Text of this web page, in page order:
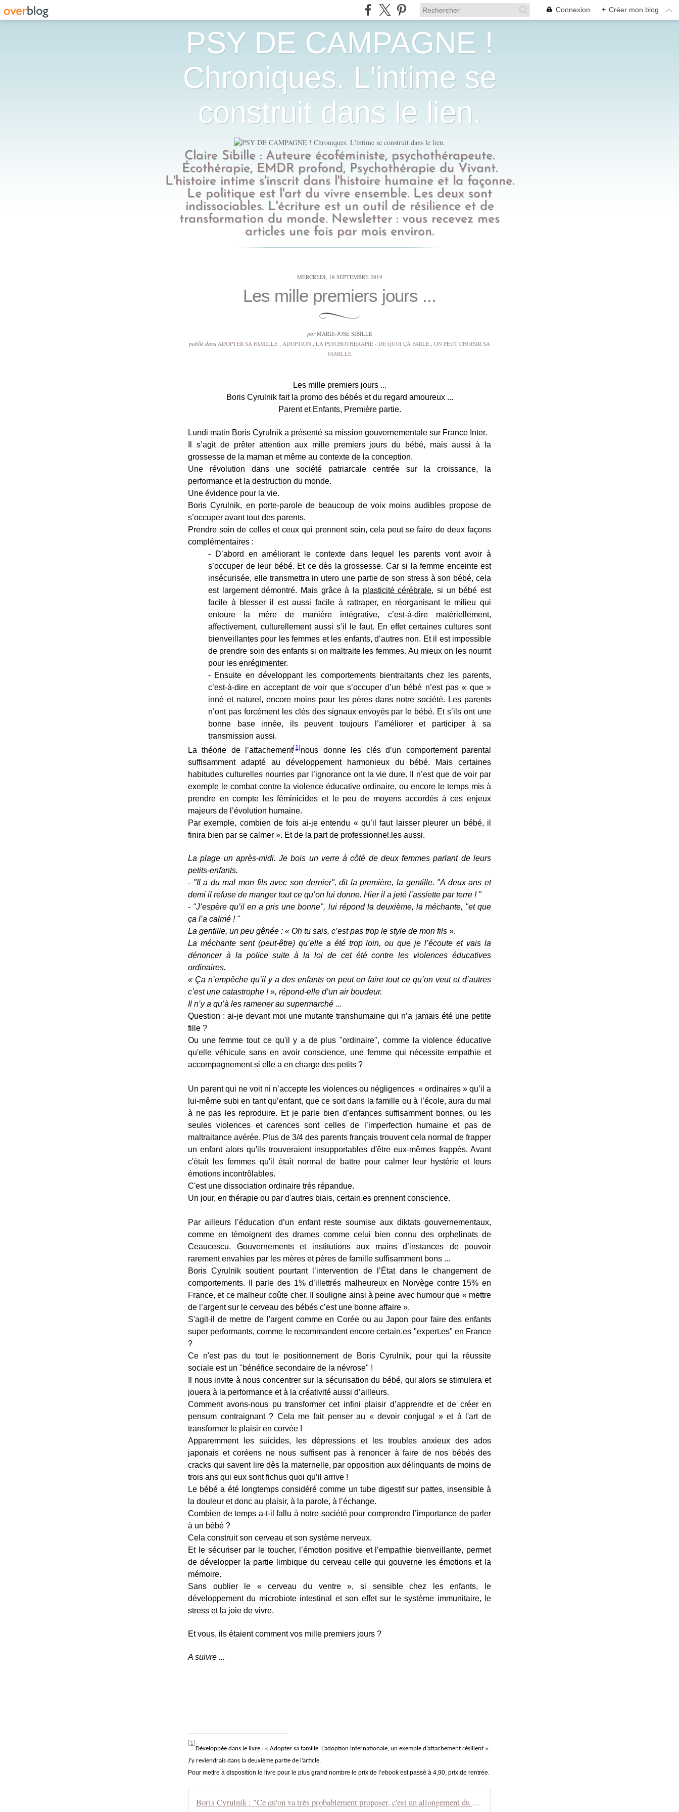
Connexion + Créer mon blog
PSY DE CAMPAGNE !
Chroniques. L'intime se
construit dans le lien.
Claire Sibille : Auteure écoféministe, psychothérapeute.
Écothérapie, EMDR profond, Psychothérapie du Vivant.
L'histoire intime s'inscrit dans l'histoire humaine et la façonne.
Le politique est l'art du vivre ensemble. Les deux sont
indissociables. L'écriture est un outil de résilience et de
transformation du monde. Newsletter : vous recevez mes
articles une fois par mois environ.
MERCREDI, 18 SEPTEMBRE 2019
Les mille premiers jours ...
parMARIE-JOSÉ SIBILLE
publié dans ADOPTER SA FAMILLE , ADOPTION , LA PSYCHOTHÉRAPIE - DE QUOI ÇA PARLE , ON PEUT CHOISIR SA
FAMILLE
Les mille premiers jours ...
Boris Cyrulnik fait la promo des bébés et du regard amoureux ...
Parent et Enfants, Première partie.
Lundi matin Boris Cyrulnik a présenté sa mission gouvernementale sur France Inter.
Il s’agit de prêter attention aux mille premiers jours du bébé, mais aussi à la
grossesse de la maman et même au contexte de la conception.
Une révolution dans une société patriarcale centrée sur la croissance, la
performance et la destruction du monde.
Une évidence pour la vie.
Boris Cyrulnik, en porte-parole de beaucoup de voix moins audibles propose de
s’occuper avant tout des parents.
Prendre soin de celles et ceux qui prennent soin, cela peut se faire de deux façons
complémentaires :
- D’abord en améliorant le contexte dans lequel les parents vont avoir à
s’occuper de leur bébé. Et ce dès la grossesse. Car si la femme enceinte est
insécurisée, elle transmettra in utero une partie de son stress à son bébé, cela
est largement démontré. Mais grâce à la plasticité cérébrale, si un bébé est
facile à blesser il est aussi facile à rattraper, en réorganisant le milieu qui
entoure la mère de manière intégrative, c’est-à-dire matériellement,
affectivement, culturellement aussi s’il le faut. En effet certaines cultures sont
bienveillantes pour les femmes et les enfants, d’autres non. Et il est impossible
de prendre soin des enfants si on maltraite les femmes. Au mieux on les nourrit
pour les enrégimenter.
- Ensuite en développant les comportements bientraitants chez les parents,
c’est-à-dire en acceptant de voir que s’occuper d’un bébé n’est pas « que »
inné et naturel, encore moins pour les pères dans notre société. Les parents
n’ont pas forcément les clés des signaux envoyés par le bébé. Et s’ils ont une
bonne base innée, ils peuvent toujours l’améliorer et participer à sa
transmission aussi.
La théorie de l’attachement[1]nous donne les clés d’un comportement parental
suffisamment adapté au développement harmonieux du bébé. Mais certaines
habitudes culturelles nourries par l’ignorance ont la vie dure. Il n’est que de voir par
exemple le combat contre la violence éducative ordinaire, ou encore le temps mis à
prendre en compte les féminicides et le peu de moyens accordés à ces enjeux
majeurs de l’évolution humaine.
Par exemple, combien de fois ai-je entendu « qu’il faut laisser pleurer un bébé, il
finira bien par se calmer ». Et de la part de professionnel.les aussi.
La plage un après-midi. Je bois un verre à côté de deux femmes parlant de leurs
petits-enfants.
- "Il a du mal mon fils avec son dernier", dit la première, la gentille. "A deux ans et
demi il refuse de manger tout ce qu’on lui donne. Hier il a jeté l’assiette par terre ! "
- "J’espère qu’il en a pris une bonne", lui répond la deuxième, la méchante, "et que
ça l’a calmé ! "
La gentille, un peu gênée : « Oh tu sais, c’est pas trop le style de mon fils ».
La méchante sent (peut-être) qu’elle a été trop loin, ou que je l’écoute et vais la
dénoncer à la police suite à la loi de cet été contre les violences éducatives
ordinaires.
« Ça n’empêche qu’il y a des enfants on peut en faire tout ce qu’on veut et d’autres
c’est une catastrophe !», répond-elle d’un air boudeur.
Il n’y a qu’à les ramener au supermarché ...
Question : ai-je devant moi une mutante transhumaine qui n’a jamais été une petite
fille ?
Ou une femme tout ce qu'il y a de plus "ordinaire", comme la violence éducative
qu'elle véhicule sans en avoir conscience, une femme qui nécessite empathie et
accompagnement si elle a en charge des petits ?
Un parent qui ne voit ni n’accepte les violences ou négligences « ordinaires » qu’il a
lui-même subi en tant qu’enfant, que ce soit dans la famille ou à l’école, aura du mal
à ne pas les reproduire. Et je parle bien d’enfances suffisamment bonnes, ou les
seules violences et carences sont celles de l’imperfection humaine et pas de
maltraitance avérée. Plus de 3/4 des parents français trouvent cela normal de frapper
un enfant alors qu'ils trouveraient insupportables d'être eux-mêmes frappés. Avant
c'était les femmes qu'il était normal de battre pour calmer leur hystérie et leurs
émotions incontrôlables.
C'est une dissociation ordinaire très répandue.
Un jour, en thérapie ou par d'autres biais, certain.es prennent conscience.
Par ailleurs l’éducation d’un enfant reste soumise aux diktats gouvernementaux,
comme en témoignent des drames comme celui bien connu des orphelinats de
Ceaucescu. Gouvernements et institutions aux mains d’instances de pouvoir
rarement envahies par les mères et pères de famille suffisamment bons ...
Boris Cyrulnik soutient pourtant l’intervention de l’État dans le changement de
comportements. Il parle des 1% d’illettrés malheureux en Norvège contre 15% en
France, et ce malheur coûte cher. Il souligne ainsi à peine avec humour que « mettre
de l’argent sur le cerveau des bébés c’est une bonne affaire ».
S'agit-il de mettre de l'argent comme en Corée ou au Japon pour faire des enfants
super performants, comme le recommandent encore certain.es "expert.es" en France
?
Ce n'est pas du tout le positionnement de Boris Cyrulnik, pour qui la réussite
sociale est un "bénéfice secondaire de la névrose" !
Il nous invite à nous concentrer sur la sécurisation du bébé, qui alors se stimulera et
jouera à la performance et à la créativité aussi d’ailleurs.
Comment avons-nous pu transformer cet infini plaisir d’apprendre et de créer en
pensum contraignant ? Cela me fait penser au « devoir conjugal » et à l'art de
transformer le plaisir en corvée !
Apparemment les suicides, les dépressions et les troubles anxieux des ados
japonais et coréens ne nous suffisent pas à renoncer à faire de nos bébés des
cracks qui savent lire dès la maternelle, par opposition aux délinquants de moins de
trois ans qui eux sont fichus quoi qu’il arrive !
Le bébé a été longtemps considéré comme un tube digestif sur pattes, insensible à
la douleur et donc au plaisir, à la parole, à l’échange.
Combien de temps a-t-il fallu à notre société pour comprendre l’importance de parler
à un bébé ?
Cela construit son cerveau et son système nerveux.
Et le sécuriser par le toucher, l’émotion positive et l’empathie bienveillante, permet
de développer la partie limbique du cerveau celle qui gouverne les émotions et la
mémoire.
Sans oublier le « cerveau du ventre », si sensible chez les enfants, le
développement du microbiote intestinal et son effet sur le système immunitaire, le
stress et la joie de vivre.
Et vous, ils étaient comment vos mille premiers jours ?
A suivre ...
[1]
Développée dans le livre : « Adopter sa famille. L’adoption internationale, un exemple d’attachement résilient ».
J’y reviendrais dans la deuxième partie de l’article.
Pour mettre à disposition le livre pour le plus grand nombre le prix de l’ebook est passé à 4,90, prix de rentrée.
Boris Cyrulnik : "Ce qu'on va très probablement proposer, c'est un allongement du congé parental"